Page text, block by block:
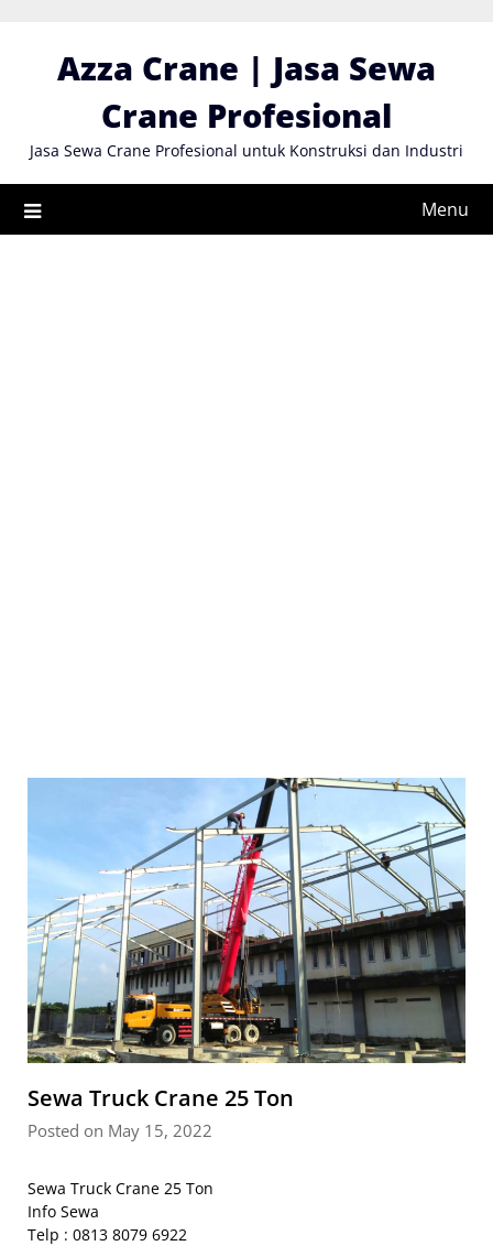
contentAzza Crane | Jasa Sewa
Crane Profesional
Jasa Sewa Crane Profesional untuk Konstruksi dan Industri
Menu
Sewa Truck Crane 25 Ton
Posted on May 15, 2022
Sewa Truck Crane 25 Ton
Info Sewa
Telp : 0813 8079 6922